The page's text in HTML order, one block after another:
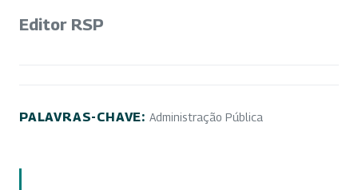
Editor RSP
PALAVRAS-CHAVE: Administração Pública